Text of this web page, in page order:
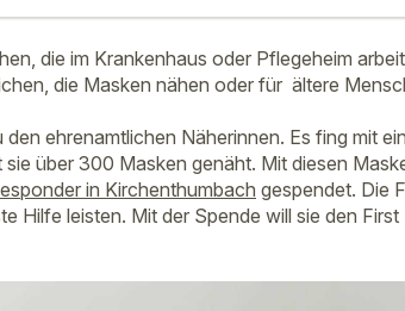
die im Krankenhaus oder Pflegeheim
die Masken nähen oder für ältere
ehrenamtlichen Näherinnen. Es fing mit
über 300 Masken genäht. Mit diesen
in Kirchenthumbach gespendet. Die
Hilfe leisten. Mit der Spende will sie den